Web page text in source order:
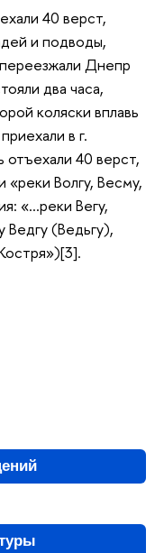
40 верст,
и подводы,
Днепр
два часа,
коляски вплавь
в г.
отъехали 40 верст,
Волгу, Весму,
«…реки Вегу,
(Ведьгу),